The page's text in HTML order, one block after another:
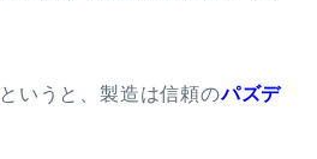
いうと、製造は信頼のパズデ